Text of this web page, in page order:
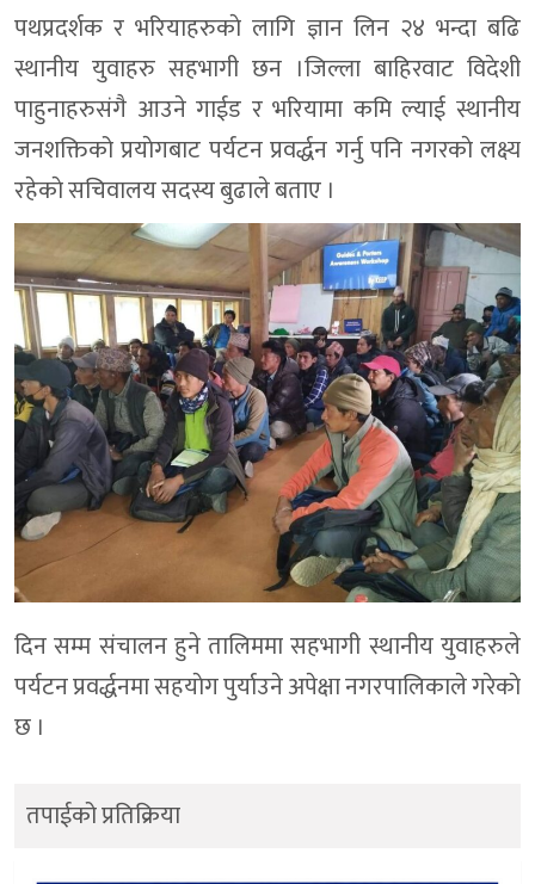
पथप्रदर्शक र भरियाहरुकाे लागि ज्ञान लिन २४ भन्दा बढि
स्थानीय युवाहरु सहभागी छन ।जिल्ला बाहिरवाट विदेशी
पाहुनाहरुसंगै आउने गाईड र भरियामा कमि ल्याई स्थानीय
जनशक्तिको प्रयाेगबाट पर्यटन प्रवर्द्धन गर्नु पनि नगरकाे लक्ष्य
रहेकाे सचिवालय सदस्य बुढाले बताए ।
दिन सम्म संचालन हुने तालिममा सहभागी स्थानीय युवाहरुले
पर्यटन प्रवर्द्धनमा सहयाेग पुर्याउने अपेक्षा नगरपालिकाले गरेकाे
छ ।
तपाईको प्रतिक्रिया